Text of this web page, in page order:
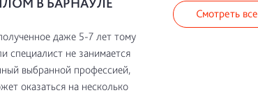
даже 5-7 лет тому
специалист не занимается
выбранной профессией,
оказаться на несколько
Смотреть все